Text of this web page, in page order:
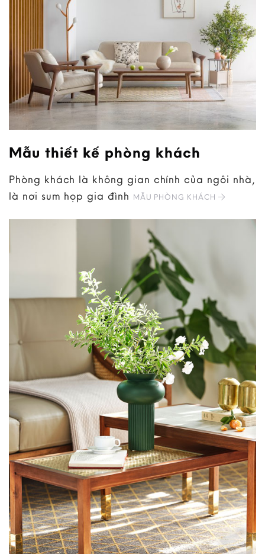
Mẫu thiết kế phòng khách
Phòng khách là không gian chính của ngôi nhà,
là nơi sum họp gia đình MẪU PHÒNG KHÁCH